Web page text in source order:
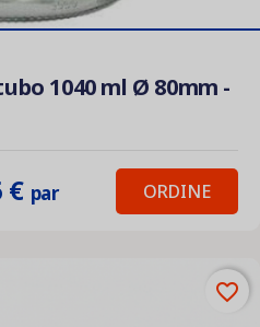
1040 ml Ø 80mm -
€ par ORDINE
favorite_border